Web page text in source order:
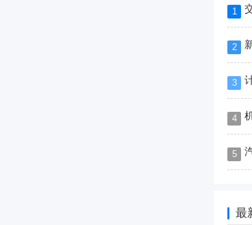
1
2
3
4
5
最